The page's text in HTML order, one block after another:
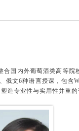
国内外葡萄酒类高等
文6种语言授课，包含
造专业性与实用性并重的